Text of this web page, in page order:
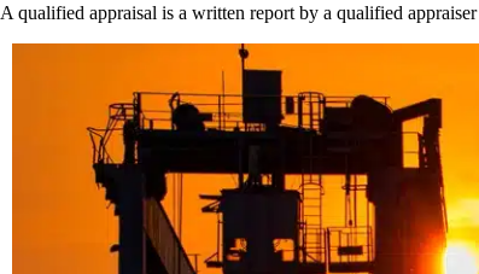
A qualified appraisal is a written report by a qualified